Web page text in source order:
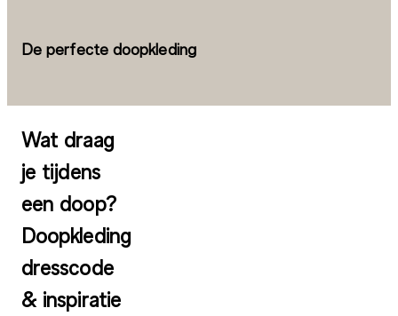
De perfecte doopkleding
Wat draag
je tijdens
een doop?
Doopkleding
dresscode
& inspiratie